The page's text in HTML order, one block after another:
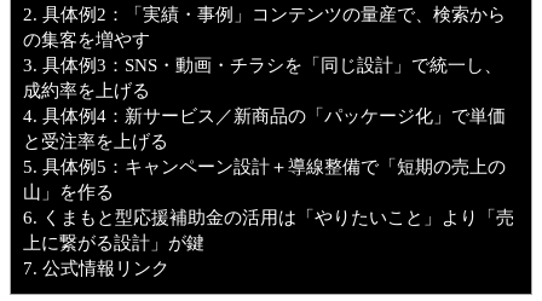
2. 具体例2：「実績・事例」コンテンツの量産で、検索から
の集客を増やす
3. 具体例3：SNS・動画・チラシを「同じ設計」で統一し、
成約率を上げる
4. 具体例4：新サービス／新商品の「パッケージ化」で単価
と受注率を上げる
5. 具体例5：キャンペーン設計＋導線整備で「短期の売上の
山」を作る
6. くまもと型応援補助金の活用は「やりたいこと」より「売
上に繋がる設計」が鍵
7. 公式情報リンク